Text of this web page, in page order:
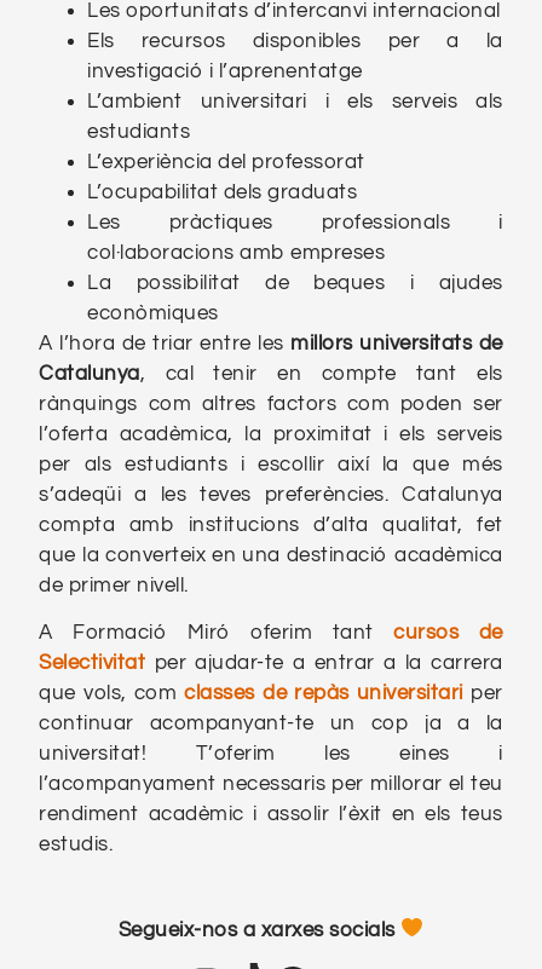
Les oportunitats d’intercanvi internacional
Els recursos disponibles per a la
investigació i l’aprenentatge
L’ambient universitari i els serveis als
estudiants
L’experiència del professorat
L’ocupabilitat dels graduats
Les pràctiques professionals i
col·laboracions amb empreses
La possibilitat de beques i ajudes
econòmiques
A l’hora de triar entre les millors universitats de
Catalunya, cal tenir en compte tant els
rànquings com altres factors com poden ser
l’oferta acadèmica, la proximitat i els serveis
per als estudiants i escollir així la que més
s’adeqüi a les teves preferències. Catalunya
compta amb institucions d’alta qualitat, fet
que la converteix en una destinació acadèmica
de primer nivell.
A Formació Miró oferim tantcursos de
Selectivitat per ajudar-te a entrar a la carrera
que vols, comclasses de repàs universitari per
continuar acompanyant-te un cop ja a la
universitat! T’oferim les eines i
l’acompanyament necessaris per millorar el teu
rendiment acadèmic i assolir l’èxit en els teus
estudis.
Segueix-nos a xarxes socials